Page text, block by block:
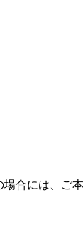
合には、ご